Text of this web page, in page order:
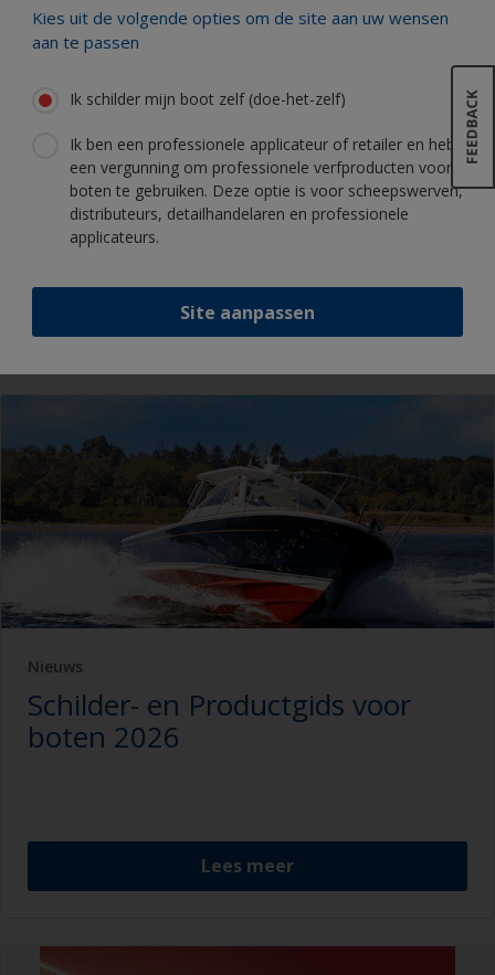
Nieuws
Biocidevrij met B-Free Explore
Lees meer
Nieuws
Schilder- en Productgids voor
boten 2026
Lees meer
Kies uit de volgende opties om de site aan uw wensen
aan te passen
Ik schilder mijn boot zelf (doe-het-zelf)
Ik ben een professionele applicateur of retailer en heb
een vergunning om professionele verfproducten voor
boten te gebruiken. Deze optie is voor scheepswerven,
distributeurs, detailhandelaren en professionele
applicateurs.
Site aanpassen